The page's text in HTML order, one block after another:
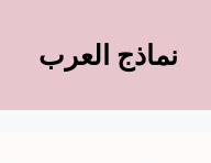
المحتوىنماذج العرب